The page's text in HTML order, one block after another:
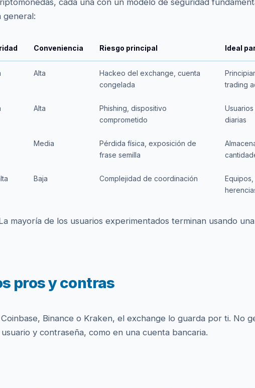
cada una con un modelo de seguridad
general:
Conveniencia Riesgo principal Ideal
Alta
Hackeo del exchange, cuenta
congelada
trading
Alta
Phishing, dispositivo
comprometido
diarias
Media
Pérdida física, exposición de
frase semilla
Baja Complejidad de coordinación
mayoría de los usuarios experimentados terminan usando
pros y contras
Binance o Kraken, el exchange lo guarda por ti. No
y contraseña, como en una cuenta bancaria.